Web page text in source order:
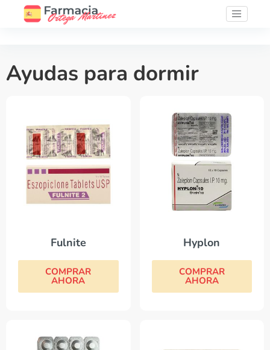
Ayudas para dormir
Fulnite
COMPRAR
AHORA
Hyplon
COMPRAR
AHORA